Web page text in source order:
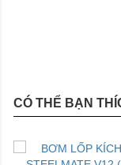
CÓ THỂ BẠN